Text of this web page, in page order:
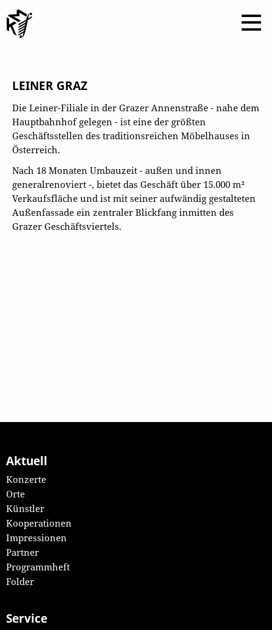
LEINER GRAZ
Die Leiner-Filiale in der Grazer Annenstraße - nahe dem
Hauptbahnhof gelegen - ist eine der größten
Geschäftsstellen des traditionsreichen Möbelhauses in
Österreich.
Nach 18 Monaten Umbauzeit - außen und innen
generalrenoviert -, bietet das Geschäft über 15.000 m²
Verkaufsfläche und ist mit seiner aufwändig gestalteten
Außenfassade ein zentraler Blickfang inmitten des
Grazer Geschäftsviertels.
Aktuell
Konzerte
Orte
Künstler
Kooperationen
Impressionen
Partner
Programmheft
Folder
Service